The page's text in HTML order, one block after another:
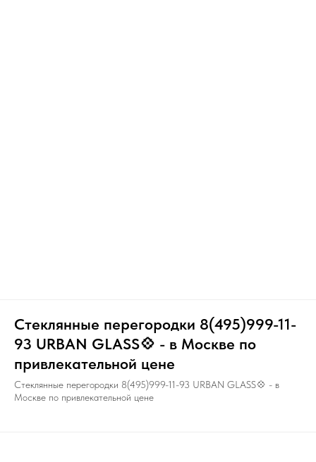
Стеклянные перегородки 8(495)999-11-
93 URBAN GLASS💠 - в Москве по
привлекательной цене
Стеклянные перегородки 8(495)999-11-93 URBAN GLASS💠 - в
Москве по привлекательной цене